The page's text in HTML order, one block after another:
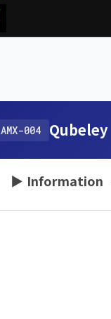
AMX-004 Qubeley
▶ Information